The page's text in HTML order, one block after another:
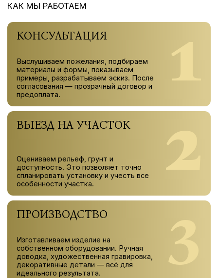
КАК МЫ РАБОТАЕМ 1
КОНСУЛЬТАЦИЯ
Выслушиваем пожелания, подбираем
материалы и формы, показываем
примеры, разрабатываем эскиз. После
согласования — прозрачный договор и
предоплата.
2
ВЫЕЗД НА УЧАСТОК
Оцениваем рельеф, грунт и
доступность. Это позволяет точно
спланировать установку и учесть все
особенности участка.
3
ПРОИЗВОДСТВО
Изготавливаем изделие на
собственном оборудовании. Ручная
доводка, художественная гравировка,
декоративные детали — всё для
идеального результата.